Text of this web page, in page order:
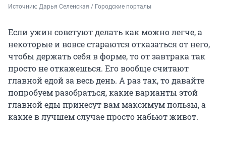
Источник: Дарья Селенская / Городские порталы
Если ужин советуют делать как можно легче, а
некоторые и вовсе стараются отказаться от него,
чтобы держать себя в форме, то от завтрака так
просто не откажешься. Его вообще считают
главной едой за весь день. А раз так, то давайте
попробуем разобраться, какие варианты этой
главной еды принесут вам максимум пользы, а
какие в лучшем случае просто набьют живот.